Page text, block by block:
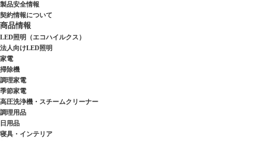
製品安全情報
契約情報について
商品情報
LED照明（エコハイルクス）
法人向けLED照明
家電
掃除機
調理家電
季節家電
高圧洗浄機・スチームクリーナー
調理用品
日用品
寝具・インテリア